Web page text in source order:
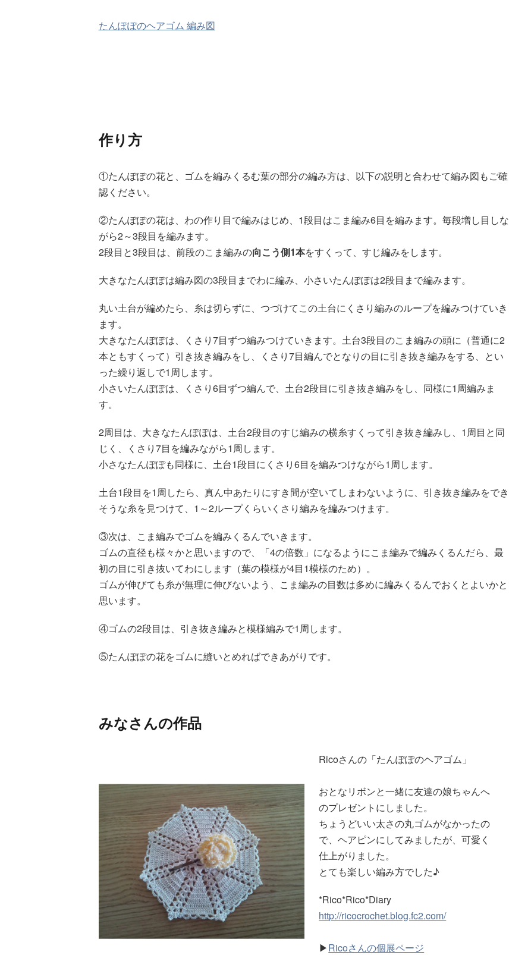
たんぽぽのヘアゴム 編み図
作り方
①たんぽぽの花と、ゴムを編みくるむ葉の部分の編み方は、以下の説明と合わせて編み図もご確
認ください。
②たんぽぽの花は、わの作り目で編みはじめ、1段目はこま編み6目を編みます。毎段増し目しな
がら2～3段目を編みます。
2段目と3段目は、前段のこま編みの向こう側1本をすくって、すじ編みをします。
大きなたんぽぽは編み図の3段目までわに編み、小さいたんぽぽは2段目まで編みます。
丸い土台が編めたら、糸は切らずに、つづけてこの土台にくさり編みのループを編みつけていき
ます。
大きなたんぽぽは、くさり7目ずつ編みつけていきます。土台3段目のこま編みの頭に（普通に2
本ともすくって）引き抜き編みをし、くさり7目編んでとなりの目に引き抜き編みをする、とい
った繰り返しで1周します。
小さいたんぽぽは、くさり6目ずつ編んで、土台2段目に引き抜き編みをし、同様に1周編みま
す。
2周目は、大きなたんぽぽは、土台2段目のすじ編みの横糸すくって引き抜き編みし、1周目と同
じく、くさり7目を編みながら1周します。
小さなたんぽぽも同様に、土台1段目にくさり6目を編みつけながら1周します。
土台1段目を1周したら、真ん中あたりにすき間が空いてしまわないように、引き抜き編みをでき
そうな糸を見つけて、1～2ループくらいくさり編みを編みつけます。
③次は、こま編みでゴムを編みくるんでいきます。
ゴムの直径も様々かと思いますので、「4の倍数」になるようにこま編みで編みくるんだら、最
初の目に引き抜いてわにします（葉の模様が4目1模様のため）。
ゴムが伸びても糸が無理に伸びないよう、こま編みの目数は多めに編みくるんでおくとよいかと
思います。
④ゴムの2段目は、引き抜き編みと模様編みで1周します。
⑤たんぽぽの花をゴムに縫いとめればできあがりです。
みなさんの作品
Ricoさんの「たんぽぽのヘアゴム」
おとなリボンと一緒に友達の娘ちゃんへ
のプレゼントにしました。
ちょうどいい太さの丸ゴムがなかったの
で、ヘアピンにしてみましたが、可愛く
仕上がりました。
とても楽しい編み方でした♪
*Rico*Rico*Diary
http://ricocrochet.blog.fc2.com/
▶Ricoさんの個展ページ